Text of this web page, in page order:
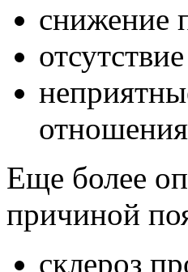
снижение
Еще более
причиной
склероз